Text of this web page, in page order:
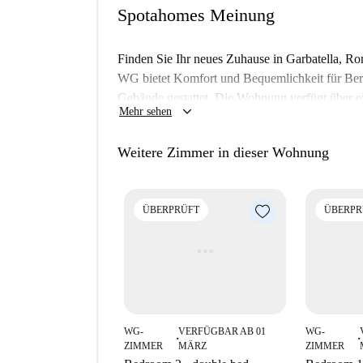
Spotahomes Meinung
Finden Sie Ihr neues Zuhause in Garbatella,
WG bietet Komfort und Bequemlichkeit für
Gebäude gestattet. Die Wohnung verfügt über
Küche und einen Balkon/eine Terrasse.
die ehemalige Metrostation Garbatella und
Mehr sehen keyboard_arrow_down
Weitere Zimmer in dieser Wohnung
ÜBERPRÜFT
WG-
ZIMMER
■
VERFÜGBAR AB 01
MÄRZ
WG-
ZIMMER
■